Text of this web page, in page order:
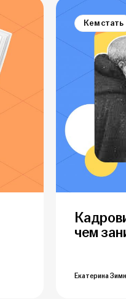
Кем стать
чем
Екатерина